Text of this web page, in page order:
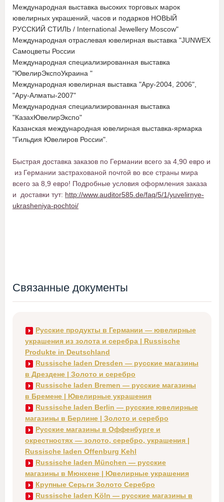
Международная выставка высоких торговых марок
ювелирных украшений, часов и подарков НОВЫЙ
РУССКИЙ СТИЛЬ / International Jewellery Moscow"
Международная отраслевая ювелирная выставка "JUNWEX
Самоцветы России
Международная специализированная выставка
"ЮвелирЭкспоУкраина "
Международная ювелирная выставка "Ару-2004, 2006",
"Ару-Алматы-2007"
Международная специализированная выставка
"КазахЮвелирЭкспо"
Казанская международная ювелирная выставка-ярмарка
"Гильдия Ювелиров России".
Быстрая доставка заказов по Германии всего за 4,90 евро и
из Германии застрахованой почтой во все страны мира
всего за 8,9 евро! Подробные условия оформления заказа
и доставки тут: http://www.auditor585.de/faq/5/1/yuvelirnye-
ukrasheniya-pochtoi/
Связанные документы
Русские продукты в Германии — ювелирные
украшения из золота и серебра | Russische
Produkte in Deutschland
Russische laden Dresden — русские магазины
в Дрездене | Золото и серебро
Russische laden Bremen — русские магазины
в Бремене | Ювелирные украшения
Russische laden Berlin — русские ювелирные
магазины в Берлине | Золото и серебро
Русские магазины в Оффенбурге и
окрестностях — золото, серебро, украшения |
Russische laden Offenburg Kehl
Russische laden München — русские
магазины в Мюнхене | Ювелирные украшения
Крупные Серьги Золото Серебро
Russische laden Köln — русские магазины в